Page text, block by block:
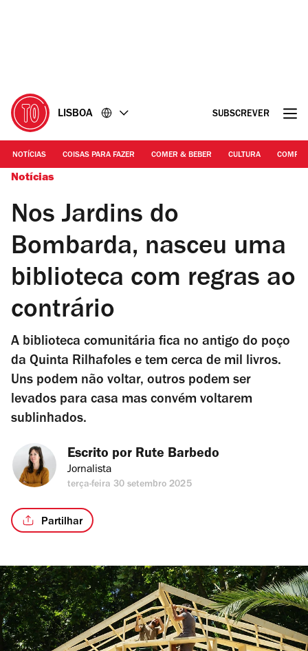
LISBOA SUBSCREVER
NOTÍCIAS COISAS PARA FAZER COMER & BEBER CULTURA
Notícias
Nos Jardins do
Bombarda, nasceu uma
biblioteca com regras ao
contrário
A biblioteca comunitária fica no antigo do poço
da Quinta Rilhafoles e tem cerca de mil livros.
Uns podem não voltar, outros podem ser
levados para casa mas convém voltarem
sublinhados.
Escrito por Rute Barbedo
Jornalista
terça-feira 30 setembro 2025
Partilhar